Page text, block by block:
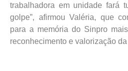
trabalhadora em unidade fará
golpe”, afirmou Valéria, que
para a memória do Sinpro
reconhecimento e valorização